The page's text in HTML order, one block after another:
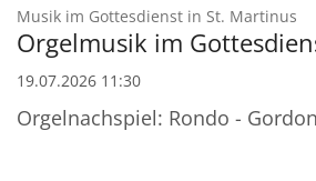
Datum: 19. Juli 2026
Musik im Gottesdienst in St. Martinus
Orgelmusik im
19.07.2026 11:30
Orgelnachspiel: Rondo -